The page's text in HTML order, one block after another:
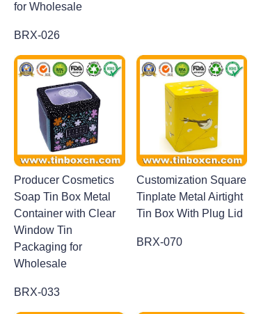
for Wholesale
BRX-026
Producer Cosmetics
Soap Tin Box Metal
Container with Clear
Window Tin
Packaging for
Wholesale
BRX-033
Customization Square
Tinplate Metal Airtight
Tin Box With Plug Lid
BRX-070